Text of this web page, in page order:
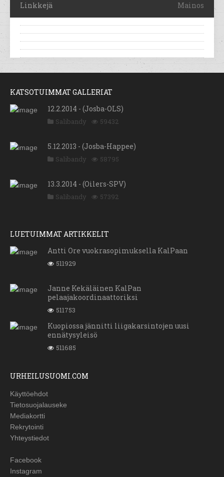
Linkkejä Mainos
KATSOTUIMMAT GALLERIAT
12.2.2014 - (Josba-OLS)
Salibandy 59432
5.12.2013 - (Josba-Happee)
Salibandy 58795
13.3.2014 - (Oilers-SPV)
Salibandy 57392
LUETUIMMAT ARTIKKELIT
Antti Ore vuokrasopimuksella KalPaan
511929
Janne Kekäläinen KalPan
pelaajakoordinaattoriksi
511753
Kuopiossa jännitti liigakarsintojen uusi
ennätysyleisö
511685
URHEILUSUOMI.COM
Käyttöehdot
Tietosuojalauseke
Mediakortti
Rekrytointi
Yhteystiedot
Facebook
Instagram